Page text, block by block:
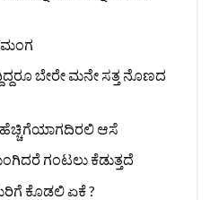
ಮಂಗ
ಬೇರೇ ಮನೇ ಸತ್ತ ನೊಣದ
ಆಸೆ
ಗಂಟಲು ಕೆಡುತ್ತದೆ
ಕೊಡಲಿ ಏಕೆ ?